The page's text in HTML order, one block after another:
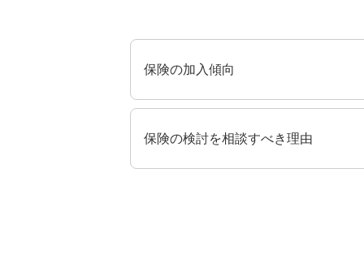
保険の加入傾向
保険の検討を相談すべき理由